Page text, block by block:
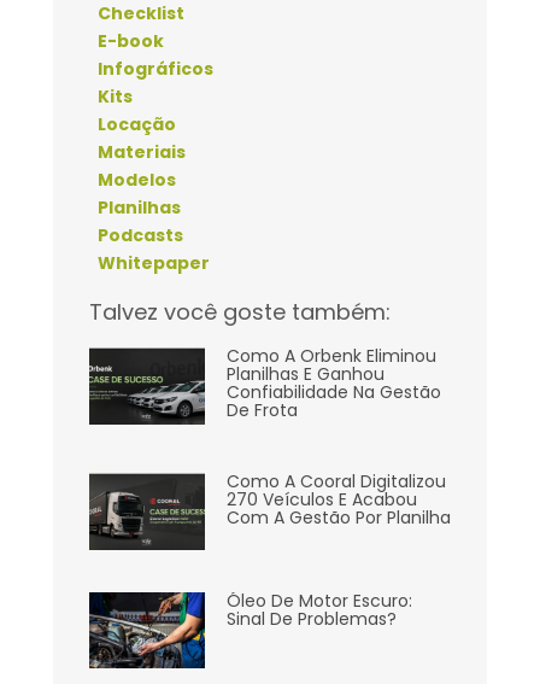
Checklist
E-book
Infográficos
Kits
Locação
Materiais
Modelos
Planilhas
Podcasts
Whitepaper
Talvez você goste também:
Como A Orbenk Eliminou
Planilhas E Ganhou
Confiabilidade Na Gestão
De Frota
Como A Cooral Digitalizou
270 Veículos E Acabou
Com A Gestão Por Planilha
Óleo De Motor Escuro:
Sinal De Problemas?